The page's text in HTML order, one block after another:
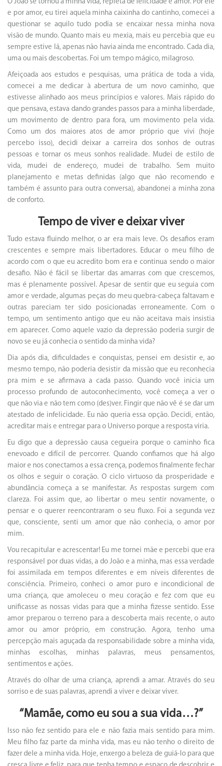
O João se tornou a minha vida, repleta de felicidade e amor. Por ele
e por amor, eu tirei aquela minha caixinha do cantinho, comecei a
questionar se aquilo tudo podia se encaixar nessa minha nova
visão de mundo. Quanto mais eu mexia, mais eu percebia que eu
sempre estive lá, apenas não havia ainda me encontrado. Cada dia,
uma ou mais descobertas. Foi um tempo mágico, milagroso.
Afeiçoada aos estudos e pesquisas, uma prática de toda a vida,
comecei a me dedicar à abertura de um novo caminho, que
estivesse alinhado aos meus princípios e valores. Mais rápido do
que pensava, estava dando grandes passos para a minha liberdade,
um movimento de dentro para fora, um movimento pela vida.
Como um dos maiores atos de amor próprio que vivi (hoje
percebo isso), decidi deixar a carreira dos sonhos de outras
pessoas e tornar os meus sonhos realidade. Mudei de estilo de
vida, mudei de endereço, mudei de trabalho. Sem muito
planejamento e metas definidas (algo que não recomendo e
também é assunto para outra conversa), abandonei a minha zona
de conforto.
Tempo de viver e deixar viver
Tudo estava fluindo melhor, o ar era mais leve. Os desafios eram
crescentes e sempre mais libertadores. Educar o meu filho de
acordo com o que eu acredito bom era e continua sendo o maior
desafio. Não é fácil se libertar das amarras com que crescemos,
mas é plenamente possível. Apesar de sentir que eu seguia com
amor e verdade, algumas peças do meu quebra-cabeça faltavam e
outras pareciam ter sido posicionadas erroneamente. Com o
tempo, um sentimento antigo que eu não aceitava mais insistia
em aparecer. Como aquele vazio da depressão poderia surgir de
novo se eu já conhecia o sentido da minha vida?
Dia após dia, dificuldades e conquistas, pensei em desistir e, ao
mesmo tempo, não poderia desistir da missão que eu reconhecia
pra mim e se afirmava a cada passo. Quando você inicia um
processo profundo de autoconhecimento, você começa a ver o
que não via e não tem como (des)ver. Fingir que não vê é se dar um
atestado de infelicidade. Eu não queria essa opção. Decidi, então,
acreditar mais e entregar para o Universo porque a resposta viria.
Eu digo que a depressão causa cegueira porque o caminho fica
enevoado e difícil de percorrer. Quando confiamos que há algo
maior e nos conectamos a essa crença, podemos finalmente fechar
os olhos e seguir o coração. O ciclo virtuoso da prosperidade e
abundância começa a se manifestar. As respostas surgem com
clareza. Foi assim que, ao libertar o meu sentir novamente, o
pensar e o querer reencontraram o seu fluxo. Foi a segunda vez
que, consciente, senti um amor que não conhecia, o amor por
mim.
Vou recapitular e acrescentar! Eu me tornei mãe e percebi que era
responsável por duas vidas, a do João e a minha, mas essa verdade
foi assimilada em tempos diferentes e em níveis diferentes de
consciência. Primeiro, conheci o amor puro e incondicional de
uma criança, que amoleceu o meu coração e fez com que eu
unificasse as nossas vidas para que a minha fizesse sentido. Esse
amor preparou o terreno para a descoberta mais recente, o auto
amor ou amor próprio, em construção. Agora, tenho uma
percepção mais aguçada da responsabilidade sobre a minha vida,
minhas escolhas, minhas palavras, meus pensamentos,
sentimentos e ações.
Através do olhar de uma criança, aprendi a amar. Através do seu
sorriso e de suas palavras, aprendi a viver e deixar viver.
“Mamãe, como eu sou a sua vida…?”
Isso não fez sentido para ele e não fazia mais sentido para mim.
Meu filho faz parte da minha vida, mas eu não tenho o direito de
fazer dele a minha vida. Hoje, enxergo a beleza de guiá-lo para que